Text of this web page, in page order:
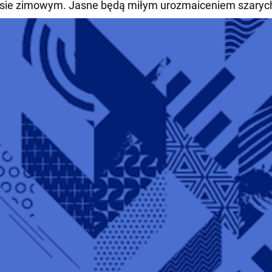
zimowym. Jasne będą miłym urozmaiceniem